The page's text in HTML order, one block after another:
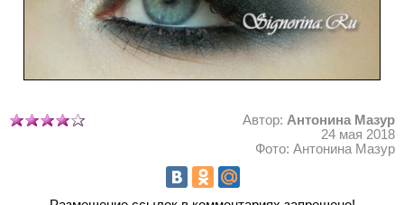
Автор: Антонина Мазур
24 мая 2018
Фото: Антонина Мазур